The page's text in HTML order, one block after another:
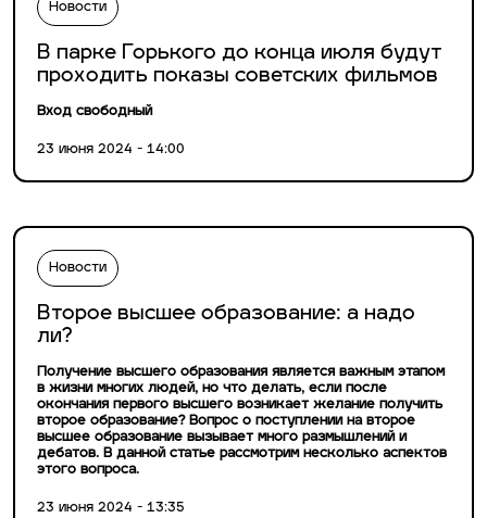
Новости
В парке Горького до конца июля будут
проходить показы советских фильмов
Вход свободный
23 июня 2024 - 14:00
Новости
Второе высшее образование: а надо
ли?
Получение высшего образования является важным этапом
в жизни многих людей, но что делать, если после
окончания первого высшего возникает желание получить
второе образование? Вопрос о поступлении на второе
высшее образование вызывает много размышлений и
дебатов. В данной статье рассмотрим несколько аспектов
этого вопроса.
23 июня 2024 - 13:35